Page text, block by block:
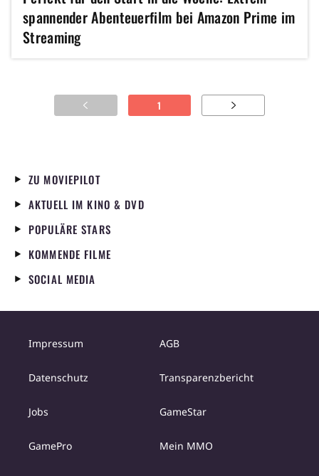
spannender Abenteuerfilm bei Amazon Prime im
Streaming
1
ZU MOVIEPILOT
AKTUELL IM KINO & DVD
POPULÄRE STARS
KOMMENDE FILME
SOCIAL MEDIA
Impressum AGB
Datenschutz Transparenzbericht
Jobs GameStar
GamePro Mein MMO